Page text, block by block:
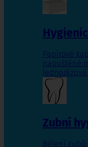
Papírové
napuštěné
Zubní
Bělení zubů,